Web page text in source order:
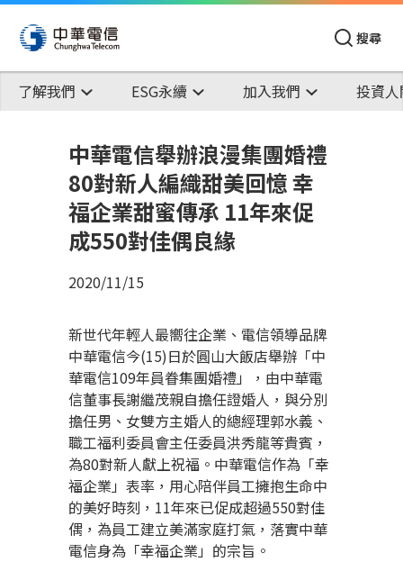
搜尋
了解我們 ESG永續 加入我們 投資
中華電信舉辦浪漫集團婚禮
80對新人編織甜美回憶 幸
福企業甜蜜傳承 11年來促
成550對佳偶良緣
2020/11/15
新世代年輕人最嚮往企業、電信領導品牌
中華電信今(15)日於圓山大飯店舉辦「中
華電信109年員眷集團婚禮」，由中華電
信董事長謝繼茂親自擔任證婚人，與分別
擔任男、女雙方主婚人的總經理郭水義、
職工福利委員會主任委員洪秀龍等貴賓，
為80對新人獻上祝福。中華電信作為「幸
福企業」表率，用心陪伴員工擁抱生命中
的美好時刻， 11年來已促成超過550對佳
偶，為員工建立美滿家庭打氣，落實中華
電信身為「幸福企業」的宗旨。